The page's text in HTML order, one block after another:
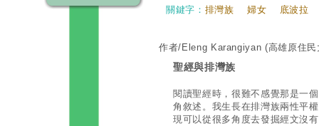
關鍵字： 排灣族 婦女 底波拉
作者/Eleng Karangiyan (高雄原住
聖經與排灣族
閱讀聖經時，很難不感覺那是一
角敘述。我生長在排灣族兩性平
現可以從很多角度去發掘經文沒